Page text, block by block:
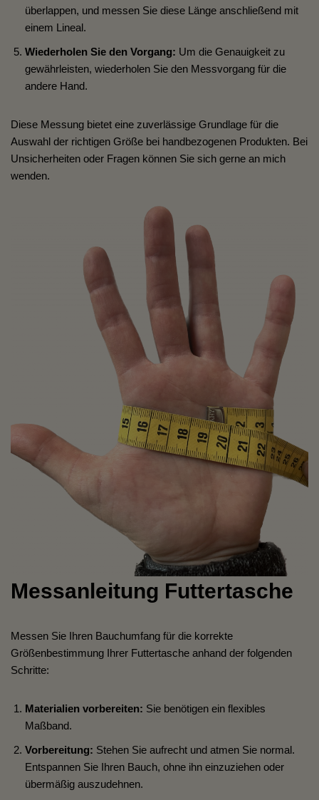
überlappen, und messen Sie diese Länge anschließend mit
einem Lineal.
Wiederholen Sie den Vorgang: Um die Genauigkeit zu
gewährleisten, wiederholen Sie den Messvorgang für die
andere Hand.
Diese Messung bietet eine zuverlässige Grundlage für die
Auswahl der richtigen Größe bei handbezogenen Produkten. Bei
Unsicherheiten oder Fragen können Sie sich gerne an mich
wenden.
Messanleitung Futtertasche
Messen Sie Ihren Bauchumfang für die korrekte
Größenbestimmung Ihrer Futtertasche anhand der folgenden
Schritte:
Materialien vorbereiten: Sie benötigen ein flexibles
Maßband.
Vorbereitung: Stehen Sie aufrecht und atmen Sie normal.
Entspannen Sie Ihren Bauch, ohne ihn einzuziehen oder
übermäßig auszudehnen.